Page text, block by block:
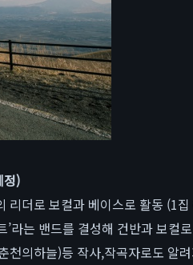
정)
리더로 보컬과 베이스로 활동 (1
’라는 밴드를 결성해 건반과 보컬
천의하늘)등 작사,작곡자로도 알